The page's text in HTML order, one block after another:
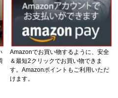
Amazonでお買い物するように、安全
＆最短2クリックでお買い物できま
す。Amazonポイントもご利用いただ
けます。